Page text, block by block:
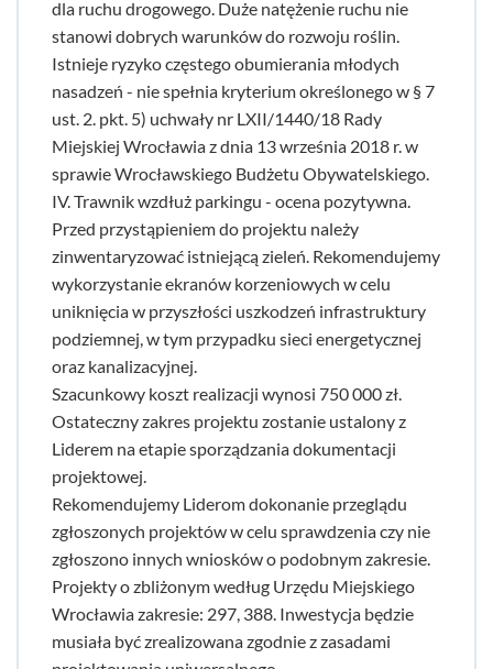
dla ruchu drogowego. Duże natężenie ruchu nie
stanowi dobrych warunków do rozwoju roślin.
Istnieje ryzyko częstego obumierania młodych
nasadzeń - nie spełnia kryterium określonego w § 7
ust. 2. pkt. 5) uchwały nr LXII/1440/18 Rady
Miejskiej Wrocławia z dnia 13 września 2018 r. w
sprawie Wrocławskiego Budżetu Obywatelskiego.
IV. Trawnik wzdłuż parkingu - ocena pozytywna.
Przed przystąpieniem do projektu należy
zinwentaryzować istniejącą zieleń. Rekomendujemy
wykorzystanie ekranów korzeniowych w celu
uniknięcia w przyszłości uszkodzeń infrastruktury
podziemnej, w tym przypadku sieci energetycznej
oraz kanalizacyjnej.
Szacunkowy koszt realizacji wynosi 750 000 zł.
Ostateczny zakres projektu zostanie ustalony z
Liderem na etapie sporządzania dokumentacji
projektowej.
Rekomendujemy Liderom dokonanie przeglądu
zgłoszonych projektów w celu sprawdzenia czy nie
zgłoszono innych wniosków o podobnym zakresie.
Projekty o zbliżonym według Urzędu Miejskiego
Wrocławia zakresie: 297, 388. Inwestycja będzie
musiała być zrealizowana zgodnie z zasadami